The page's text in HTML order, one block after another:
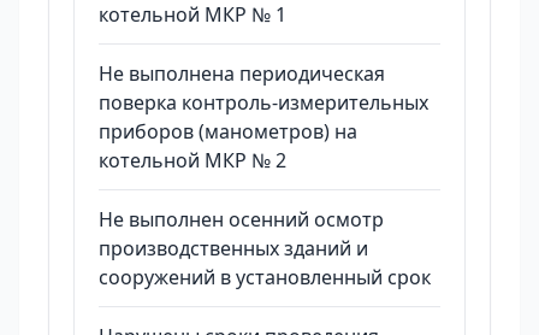
котельной МКР № 1
Не выполнена периодическая
поверка контроль-измерительных
приборов (манометров) на
котельной МКР № 2
Не выполнен осенний осмотр
производственных зданий и
сооружений в установленный срок